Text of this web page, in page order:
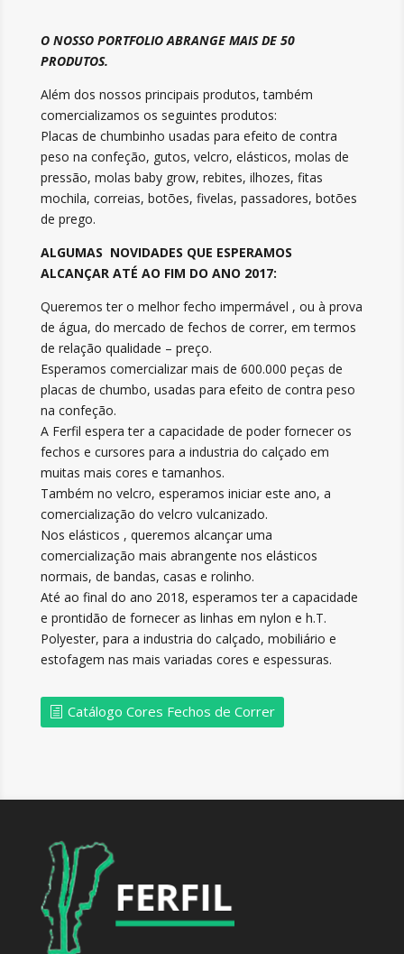
O NOSSO PORTFOLIO ABRANGE MAIS DE 50
PRODUTOS.
Além dos nossos principais produtos, também
comercializamos os seguintes produtos:
Placas de chumbinho usadas para efeito de contra
peso na confeção, gutos, velcro, elásticos, molas de
pressão, molas baby grow, rebites, ilhozes, fitas
mochila, correias, botões, fivelas, passadores, botões
de prego.
ALGUMAS NOVIDADES QUE ESPERAMOS
ALCANÇAR ATÉ AO FIM DO ANO 2017:
Queremos ter o melhor fecho impermável , ou à prova
de água, do mercado de fechos de correr, em termos
de relação qualidade – preço.
Esperamos comercializar mais de 600.000 peças de
placas de chumbo, usadas para efeito de contra peso
na confeção.
A Ferfil espera ter a capacidade de poder fornecer os
fechos e cursores para a industria do calçado em
muitas mais cores e tamanhos.
Também no velcro, esperamos iniciar este ano, a
comercialização do velcro vulcanizado.
Nos elásticos , queremos alcançar uma
comercialização mais abrangente nos elásticos
normais, de bandas, casas e rolinho.
Até ao final do ano 2018, esperamos ter a capacidade
e prontidão de fornecer as linhas em nylon e h.T.
Polyester, para a industria do calçado, mobiliário e
estofagem nas mais variadas cores e espessuras.
Catálogo Cores Fechos de Correr